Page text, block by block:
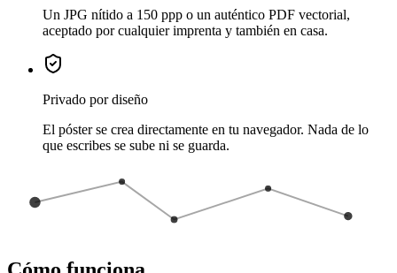
Un JPG nítido a 150 ppp o un auténtico PDF vectorial,
aceptado por cualquier imprenta y también en casa.
Privado por diseño
El póster se crea directamente en tu navegador. Nada de lo
que escribes se sube ni se guarda.